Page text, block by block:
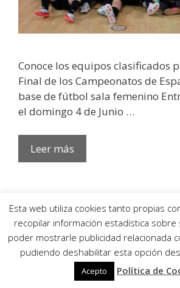
Conoce los equipos clasificados
Final de los Campeonatos de
base de fútbol sala femenino
el domingo 4 de Junio …
Leer más
Sorteada la Fase Previa
Campeonatos de
base de fútbol sala
Esta web utiliza cookies tanto propias
recopilar información estadística sobre
poder mostrarle publicidad relacionada
pudiendo deshabilitar esta opción
Acepto Política de